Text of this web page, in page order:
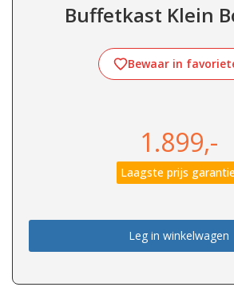
Buffetkast Klein
Bewaar in
1.899,-
Laagste prijs
Leg in winkelwagen